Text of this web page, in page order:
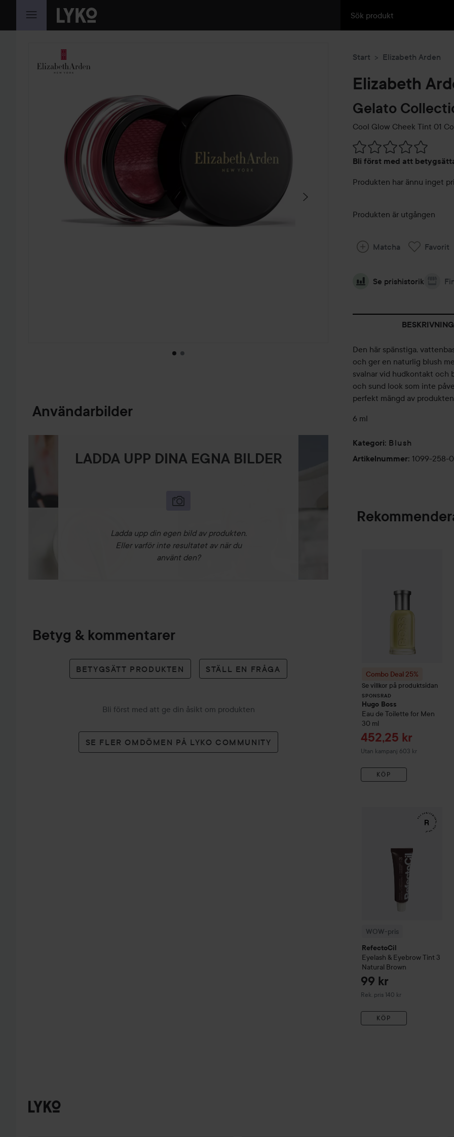
HOPPA TILL INNEHÅLLET
HOPPA ÖVER SEKTIONEN
Användarbilder
LADDA UPP DINA EGNA BILDER
Ladda upp din egen bild av produkten.
Eller varför inte resultatet av när du
använt den?
Betyg & kommentarer
BETYGSÄTT PRODUKTEN STÄLL EN FRÅGA
Bli först med att ge din åsikt om produkten
SE FLER OMDÖMEN PÅ LYKO COMMUNITY
Start Elizabeth Arden
Elizabeth
Gelato
Cool Glow Cheek Tint 01
Bli först med att
Hoppa till Betyg &
Produkten har ännu inget
Produkten är utgången
Matcha Favorit
Se prishistorik
BESKRIVNING
Den här spänstiga,
och ger en naturlig blush
svalnar vid hudkontakt och
och sund look som inte
perfekt mängd av
6 ml
Kategori: Blush
Artikelnummer: 1099-258-
Combo Deal 25%
Se villkor på produktsidan
SPONSRAD
Hugo Boss
Eau de Toilette for Men
30 ml
Reapris
452,25 kr
Utan kampanj 603 kr
KÖP
WOW-pris
RefectoCil
Eyelash & Eyebrow Tint 3
Natural Brown
99 kr
Rek. pris 140 kr
Rekommenderat pris 140 kr
KÖP
RefectoCil